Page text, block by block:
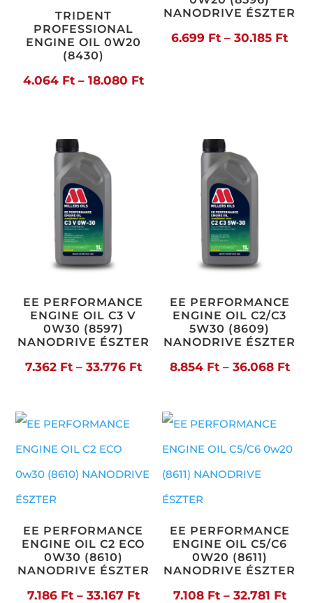
TRIDENT
PROFESSIONAL
ENGINE OIL 0W20
(8430)
4.064 Ft – 18.080 FtÁrtartomány:
NANODRIVE ÉSZTER
6.699 Ft – 30.185 Ft
EE PERFORMANCE
ENGINE OIL C3 V
0W30 (8597)
NANODRIVE ÉSZTER
7.362 Ft – 33.776 FtÁrtartomány:
EE PERFORMANCE
ENGINE OIL C2/C3
5W30 (8609)
NANODRIVE ÉSZTER
8.854 Ft – 36.068 Ft
EE PERFORMANCE
ENGINE OIL C2 ECO
0W30 (8610)
NANODRIVE ÉSZTER
7.186 Ft – 33.167 FtÁrtartomány:
EE PERFORMANCE
ENGINE OIL C5/C6
0W20 (8611)
NANODRIVE ÉSZTER
7.108 Ft – 32.781 Ft